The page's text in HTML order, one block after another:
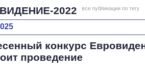
ВСЕ ПОЛИТИКИ ПРЕЗИДЕНТ И
2022 все публикации по тегу
конкурс
проведение